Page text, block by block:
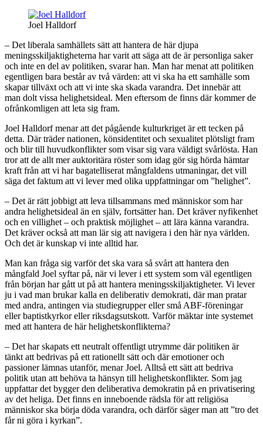
Joel Halldorf
– Det liberala samhällets sätt att hantera de här djupa
meningsskiljaktigheterna har varit att säga att de är personliga saker
och inte en del av politiken, svarar han. Man har menat att politiken
egentligen bara består av två värden: att vi ska ha ett samhälle som
skapar tillväxt och att vi inte ska skada varandra. Det innebär att
man dolt vissa helighetsideal. Men eftersom de finns där kommer de
ofrånkomligen att leta sig fram.
Joel Halldorf menar att det pågående kulturkriget är ett tecken på
detta. Där träder nationen, könsidentitet och sexualitet plötsligt fram
och blir till huvudkonflikter som visar sig vara väldigt svårlösta. Han
tror att de allt mer auktoritära röster som idag gör sig hörda hämtar
kraft från att vi har bagatelliserat mångfaldens utmaningar, det vill
säga det faktum att vi lever med olika uppfattningar om ”helighet”.
– Det är rätt jobbigt att leva tillsammans med människor som har
andra helighetsideal än en själv, fortsätter han. Det kräver nyfikenhet
och en villighet – och praktisk möjlighet – att lära känna varandra.
Det kräver också att man lär sig att navigera i den här nya världen.
Och det är kunskap vi inte alltid har.
Man kan fråga sig varför det ska vara så svårt att hantera den
mångfald Joel syftar på, när vi lever i ett system som väl egentligen
från början har gått ut på att hantera meningsskiljaktigheter. Vi lever
ju i vad man brukar kalla en deliberativ demokrati, där man pratar
med andra, antingen via studiegrupper eller små ABF-föreningar
eller baptistkyrkor eller riksdagsutskott. Varför mäktar inte systemet
med att hantera de här helighetskonflikterna?
– Det har skapats ett neutralt offentligt utrymme där politiken är
tänkt att bedrivas på ett rationellt sätt och där emotioner och
passioner lämnas utanför, menar Joel. Alltså ett sätt att bedriva
politik utan att behöva ta hänsyn till helighetskonflikter. Som jag
uppfattar det bygger den deliberativa demokratin på en privatisering
av det heliga. Det finns en inneboende rädsla för att religiösa
människor ska börja döda varandra, och därför säger man att ”tro det
får ni göra i kyrkan”.